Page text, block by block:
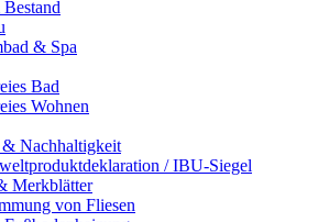
& Spa
Bad
Wohnen
Nachhaltigkeit
/ IBU-Siegel
Merkblätter
von Fliesen